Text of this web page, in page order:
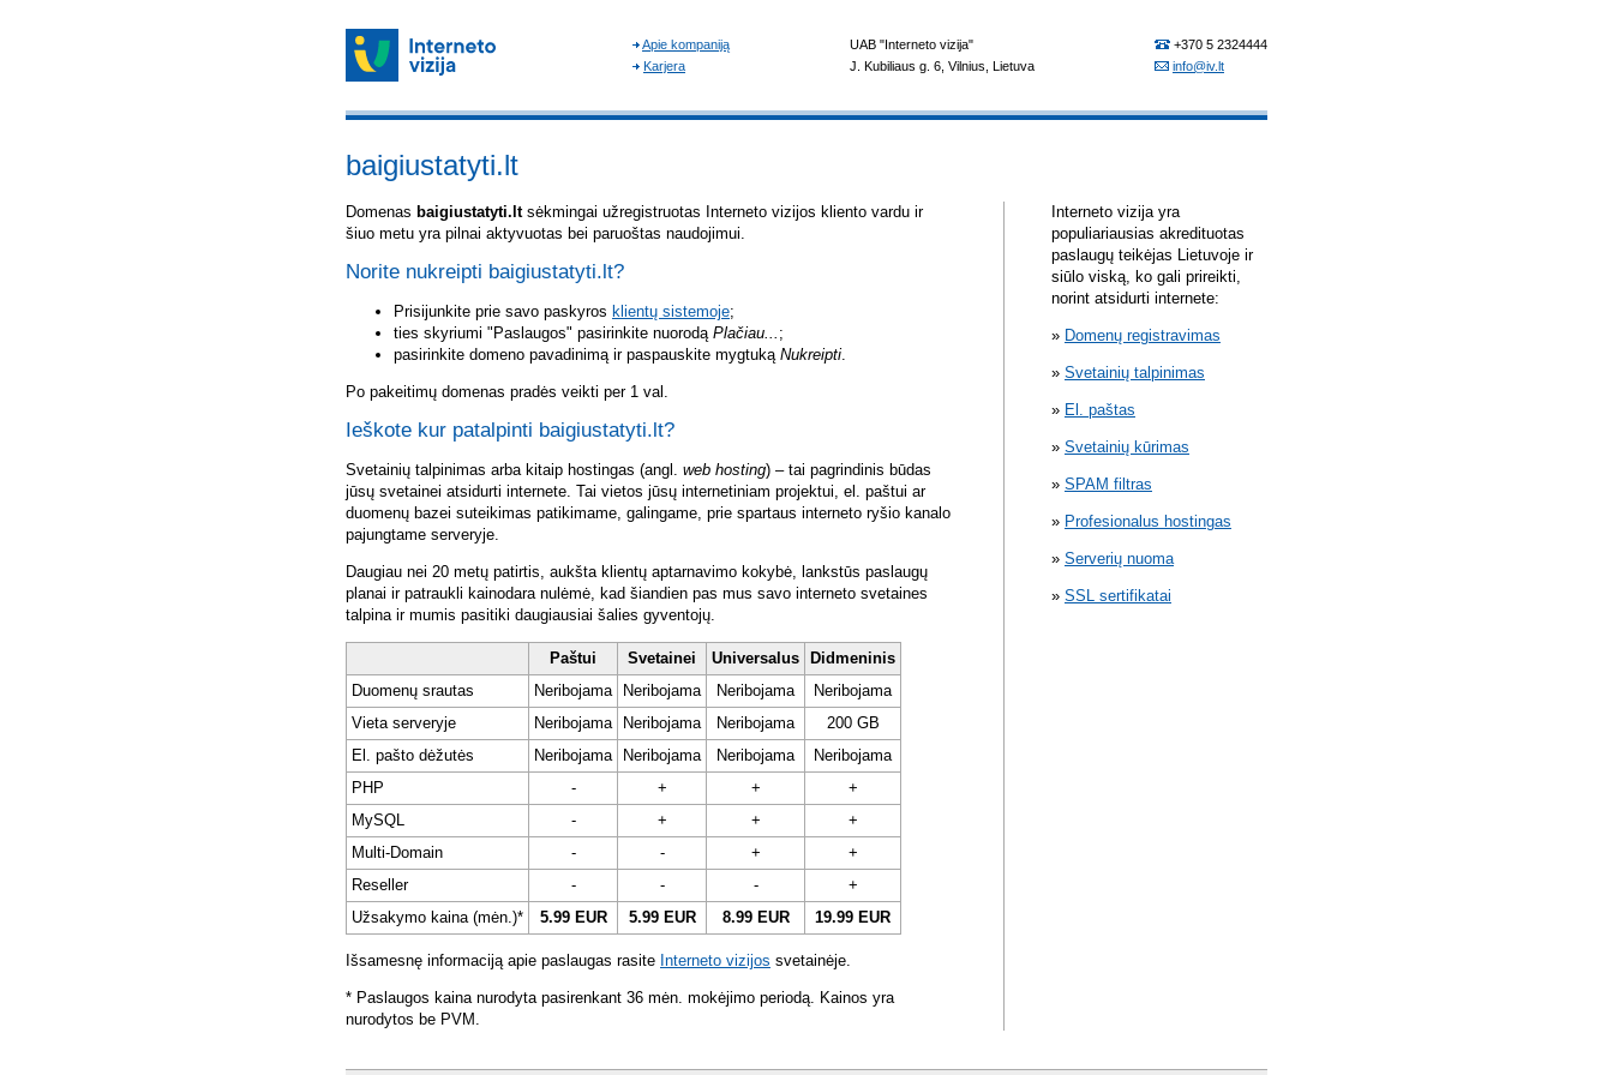
baigiustatyti.lt
Domenas baigiustatyti.ltsėkmingai užregistruotas Interneto vizijos kliento vardu ir
šiuo metu yra pilnai aktyvuotas bei paruoštas naudojimui.
Norite nukreipti baigiustatyti.lt?
Prisijunkite prie savo paskyros klientų sistemoje;
ties skyriumi "Paslaugos" pasirinkite nuorodą Plačiau... ;
pasirinkite domeno pavadinimą ir paspauskite mygtuką Nukreipti.
Po pakeitimų domenas pradės veikti per 1 val.
Ieškote kur patalpinti baigiustatyti.lt?
Svetainių talpinimas arba kitaip hostingas (angl. web hosting) – tai pagrindinis būdas
jūsų svetainei atsidurti internete. Tai vietos jūsų internetiniam projektui, el. paštui ar
duomenų bazei suteikimas patikimame, galingame, prie spartaus interneto ryšio kanalo
pajungtame serveryje.
Daugiau nei 20 metų patirtis, aukšta klientų aptarnavimo kokybė, lankstūs paslaugų
planai ir patraukli kainodara nulėmė, kad šiandien pas mus savo interneto svetaines
talpina ir mumis pasitiki daugiausiai šalies gyventojų.
Paštui Svetainei Universalus
Didmeninis
Duomenų srautas
Neribojama Neribojama Neribojama
Neribojama
Vieta serveryje
Neribojama Neribojama Neribojama
200 GB
El. pašto dėžutės
Neribojama Neribojama Neribojama
Neribojama
PHP
- + +
+
MySQL
- + +
+
Multi-Domain
- - +
+
Reseller
- - -
+
Užsakymo kaina (mėn.)*
5.99 EUR 5.99 EUR 8.99 EUR 19.99 EUR
Išsamesnę informaciją apie paslaugas rasite Interneto vizijos svetainėje.
* Paslaugos kaina nurodyta pasirenkant 36 mėn. mokėjimo periodą. Kainos yra
nurodytos be PVM.
Interneto vizija yra
populiariausias akredituotas
paslaugų teikėjas Lietuvoje ir
siūlo viską, ko gali prireikti,
norint atsidurti internete:
Domenų registravimas
Svetainių talpinimas
El. paštas
Svetainių kūrimas
SPAM filtras
Profesionalus hostingas
Serverių nuoma
SSL sertifikatai